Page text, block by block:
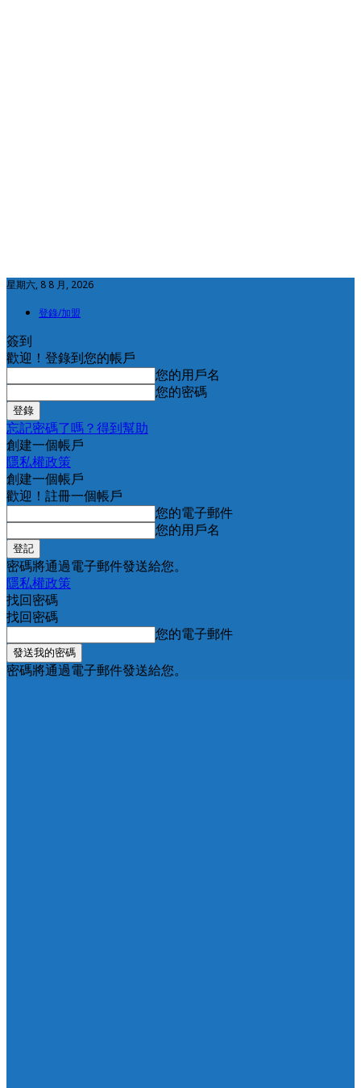
星期六, 8 8 月, 2026
登錄/加盟
簽到
歡迎！登錄到您的帳戶
您的用戶名
您的密碼
忘記密碼了嗎？得到幫助
創建一個帳戶
隱私權政策
創建一個帳戶
歡迎！註冊一個帳戶
您的電子郵件
您的用戶名
密碼將通過電子郵件發送給您。
隱私權政策
找回密碼
找回密碼
您的電子郵件
密碼將通過電子郵件發送給您。